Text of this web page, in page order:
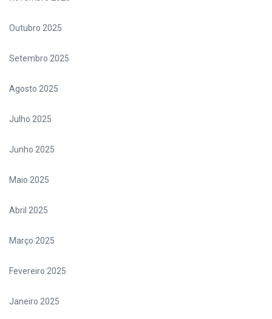
Outubro 2025
Setembro 2025
Agosto 2025
Julho 2025
Junho 2025
Maio 2025
Abril 2025
Março 2025
Fevereiro 2025
Janeiro 2025